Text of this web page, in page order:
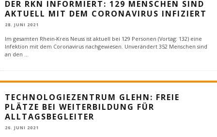
DER RKN INFORMIERT: 129 MENSCHEN SIND
AKTUELL MIT DEM CORONAVIRUS INFIZIERT
28. JUNI 2021
Im gesamten Rhein-Kreis Neuss ist aktuell bei 129 Personen (Vortag: 132) eine
Infektion mit dem Coronavirus nachgewiesen. Unverändert 352 Menschen sind
an den
TECHNOLOGIEZENTRUM GLEHN: FREIE
PLÄTZE BEI WEITERBILDUNG FÜR
ALLTAGSBEGLEITER
26. JUNI 2021